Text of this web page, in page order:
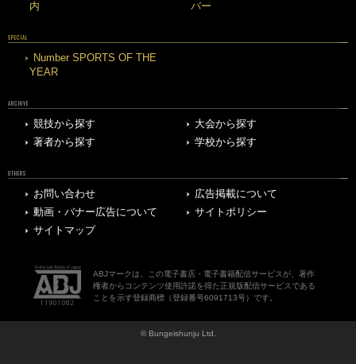
内
バー
SPECIAL
Number SPORTS OF THE
YEAR
ARCHIVE
競技から探す
大会から探す
著者から探す
学校から探す
OTHERS
お問い合わせ
広告掲載について
動画・バナー広告について
サイトポリシー
サイトマップ
ABJマークは、この電子書店・電子書籍配信サービスが、著作
権者からコンテンツ使用許諾を得た正規版配信サービスである
ことを示す登録商標（登録番号6091713号）です。
© Bungeishunju Ltd.